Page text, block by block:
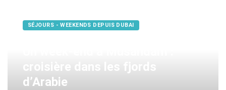
SÉJOURS - WEEKENDS DEPUIS DUBAI
croisière dans les fjords
d’Arabie